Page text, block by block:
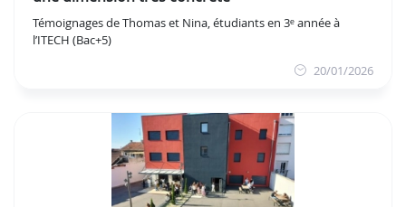
Témoignages de Thomas et Nina, étudiants en 3ᵉ année à
l’ITECH (Bac+5)
20/01/2026